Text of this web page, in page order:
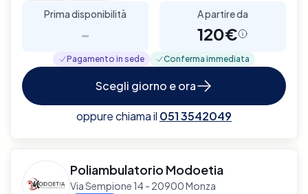
Prima disponibilità
-
A partire da
120€
Pagamento in sede Conferma immediata
Scegli giorno e ora
oppure chiama il 051 3542049
Poliambulatorio Modoetia
Via Sempione 14 - 20900 Monza